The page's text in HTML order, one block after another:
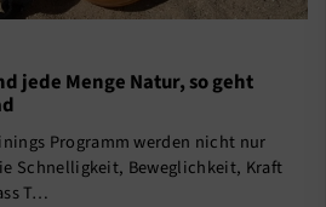
jede Menge Natur, so geht
Programm werden nicht nur
Schnelligkeit, Beweglichkeit, Kraft
T…